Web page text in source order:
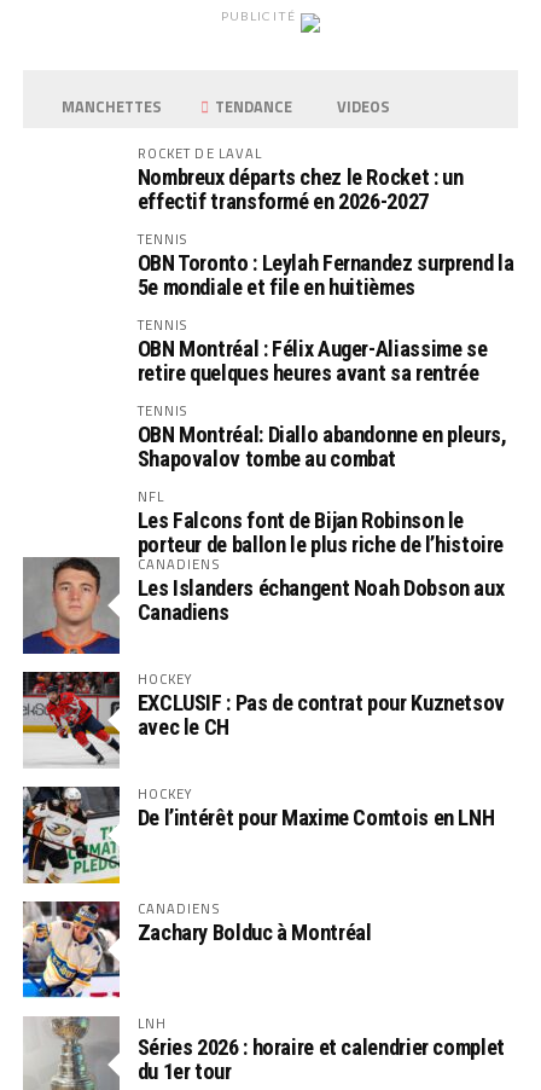
PUBLICITÉ
MANCHETTES TENDANCE VIDEOS
ROCKET DE LAVAL
Nombreux départs chez le Rocket : un
effectif transformé en 2026-2027
TENNIS
OBN Toronto : Leylah Fernandez surprend la
5e mondiale et file en huitièmes
TENNIS
OBN Montréal : Félix Auger-Aliassime se
retire quelques heures avant sa rentrée
TENNIS
OBN Montréal: Diallo abandonne en pleurs,
Shapovalov tombe au combat
NFL
Les Falcons font de Bijan Robinson le
porteur de ballon le plus riche de l’histoire
CANADIENS
Les Islanders échangent Noah Dobson aux
Canadiens
HOCKEY
EXCLUSIF : Pas de contrat pour Kuznetsov
avec le CH
HOCKEY
De l’intérêt pour Maxime Comtois en LNH
CANADIENS
Zachary Bolduc à Montréal
LNH
Séries 2026 : horaire et calendrier complet
du 1er tour